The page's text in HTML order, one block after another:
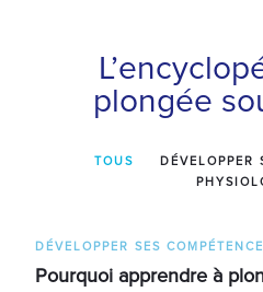
plongée
TOUS
DÉVELOPPER
DÉVELOPPER SES
Pourquoi apprendre à